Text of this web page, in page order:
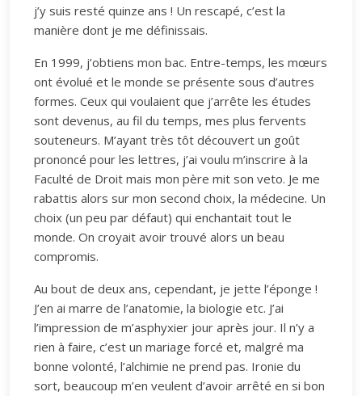
j’y suis resté quinze ans ! Un rescapé, c’est la
manière dont je me définissais.
En 1999, j’obtiens mon bac. Entre-temps, les mœurs
ont évolué et le monde se présente sous d’autres
formes. Ceux qui voulaient que j’arrête les études
sont devenus, au fil du temps, mes plus fervents
souteneurs. M’ayant très tôt découvert un goût
prononcé pour les lettres, j’ai voulu m’inscrire à la
Faculté de Droit mais mon père mit son veto. Je me
rabattis alors sur mon second choix, la médecine. Un
choix (un peu par défaut) qui enchantait tout le
monde. On croyait avoir trouvé alors un beau
compromis.
Au bout de deux ans, cependant, je jette l’éponge !
J’en ai marre de l’anatomie, la biologie etc. J’ai
l’impression de m’asphyxier jour après jour. Il n’y a
rien à faire, c’est un mariage forcé et, malgré ma
bonne volonté, l’alchimie ne prend pas. Ironie du
sort, beaucoup m’en veulent d’avoir arrêté en si bon